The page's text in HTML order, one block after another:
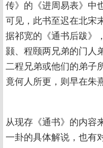
传》的《进周易表》中
可见，此书至迟在北宋
据祁宽的《通书后跋》
颢、程颐两兄弟的门人
二程兄弟或他们的弟子
竟何人所更，则早在朱
从现存《通书》的内容
一卦的具体解说，也有